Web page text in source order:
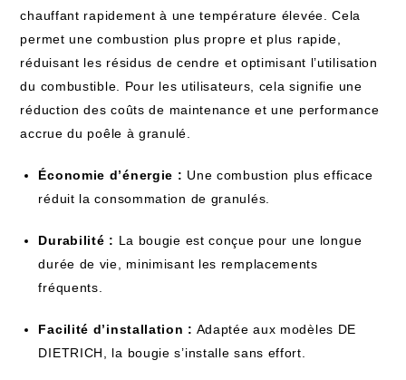
chauffant rapidement à une température élevée. Cela
permet une combustion plus propre et plus rapide,
réduisant les résidus de cendre et optimisant l’utilisation
du combustible. Pour les utilisateurs, cela signifie une
réduction des coûts de maintenance et une performance
accrue du poêle à granulé.
Économie d’énergie : Une combustion plus efficace
réduit la consommation de granulés.
Durabilité : La bougie est conçue pour une longue
durée de vie, minimisant les remplacements
fréquents.
Facilité d’installation : Adaptée aux modèles DE
DIETRICH, la bougie s’installe sans effort.